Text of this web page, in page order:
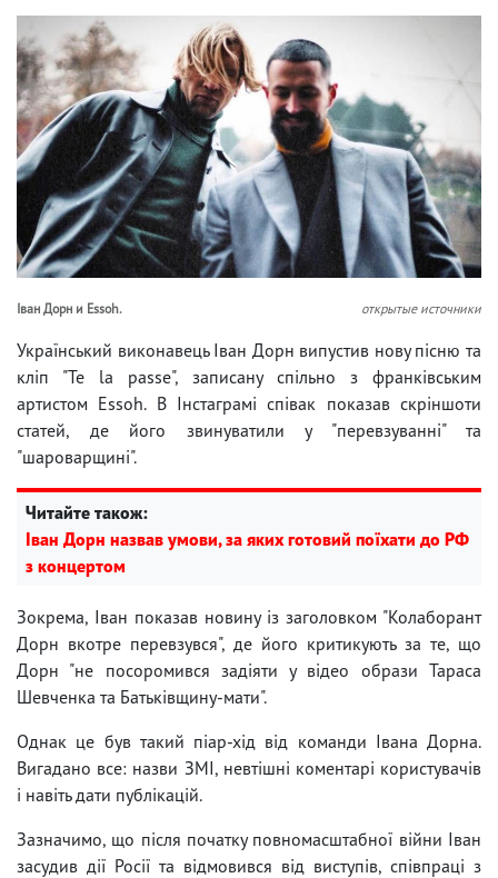
Іван Дорн и Essoh. открытые источники
Український виконавець Іван Дорн випустив нову пісню та
кліп "Te la passe", записану спільно з франківським
артистом Essoh. В Інстаграмі співак показав скріншоти
статей, де його звинуватили у "перевзуванні" та
"шароварщині".
Читайте також:
Іван Дорн назвав умови, за яких готовий поїхати до РФ
з концертом
Зокрема, Іван показав новину із заголовком "Колаборант
Дорн вкотре перевзувся", де його критикують за те, що
Дорн "не посоромився задіяти у відео образи Тараса
Шевченка та Батьківщину-мати".
Однак це був такий піар-хід від команди Івана Дорна.
Вигадано все: назви ЗМІ, невтішні коментарі користувачів
і навіть дати публікацій.
Зазначимо, що після початку повномасштабної війни Іван
засудив дії Росії та відмовився від виступів, співпраці з